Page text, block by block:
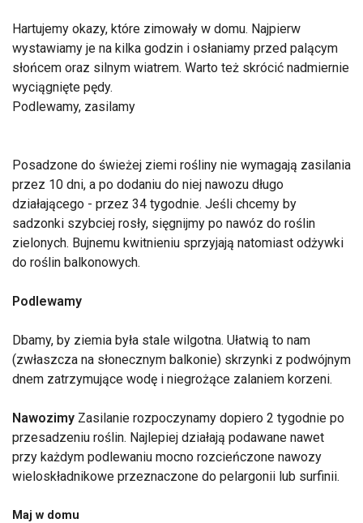
Hartujemy okazy, które zimowały w domu. Najpierw
wystawiamy je na kilka godzin i osłaniamy przed palącym
słońcem oraz silnym wiatrem. Warto też skrócić nadmiernie
wyciągnięte pędy.
Podlewamy, zasilamy
Posadzone do świeżej ziemi rośliny nie wymagają zasilania
przez 10 dni, a po dodaniu do niej nawozu długo
działającego - przez 34 tygodnie. Jeśli chcemy by
sadzonki szybciej rosły, sięgnijmy po nawóz do roślin
zielonych. Bujnemu kwitnieniu sprzyjają natomiast odżywki
do roślin balkonowych.
Podlewamy
Dbamy, by ziemia była stale wilgotna. Ułatwią to nam
(zwłaszcza na słonecznym balkonie) skrzynki z podwójnym
dnem zatrzymujące wodę i niegrożące zalaniem korzeni.
Nawozimy Zasilanie rozpoczynamy dopiero 2 tygodnie po
przesadzeniu roślin. Najlepiej działają podawane nawet
przy każdym podlewaniu mocno rozcieńczone nawozy
wieloskładnikowe przeznaczone do pelargonii lub surfinii.
Maj w domu